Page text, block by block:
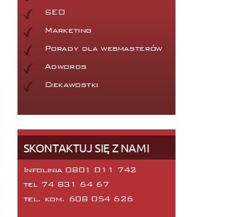
SEO
Marketing
Porady dla webmasterów
Adwords
Ciekawostki
SKONTAKTUJ SIĘ Z NAMI
Infolinia 0801 011 742
tel 74 831 64 67
tel. kom. 608 054 626